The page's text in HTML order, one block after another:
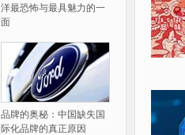
洋最恐怖与最具魅力的一
面
品牌的奥秘：中国缺失国
际化品牌的真正原因